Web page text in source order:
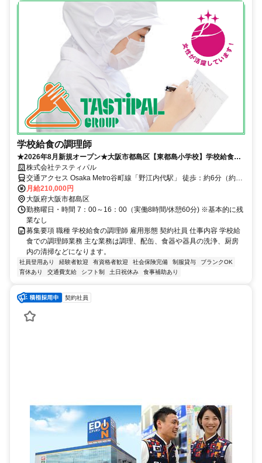
学校給食の調理師
★2026年8月新規オープン★大阪市都島区【東都島小学校】学校給食の
調理師◇年間休日155日！
株式会社テスティパル
交通アクセス Osaka Metro谷町線「野江内代駅」 徒歩：約6分（約
424m） JRおおさか東線「JR野江駅」 徒歩：約10分（約772m）
Osaka Metro谷町線「都島駅」 徒歩：約11分（約832m）
月給210,000円
大阪府大阪市都島区
勤務曜日・時間 7：00～16：00（実働8時間/休憩60分) ※基本的に残
業なし
募集要項 職種 学校給食の調理師 雇用形態 契約社員 仕事内容 学校給
食での調理師業務 主な業務は調理、配缶、食器や器具の洗浄、厨房
内の清掃などになります。
社員登用あり 経験者歓迎 有資格者歓迎 社会保険完備 制服貸与
ブランクOK
育休あり
交通費支給 シフト制 土日祝休み 食事補助あり
契約社員